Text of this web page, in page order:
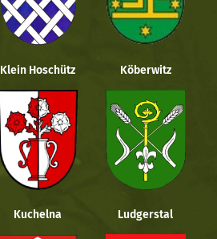
Klein Hoschütz Köberwitz
Kuchelna Ludgerstal